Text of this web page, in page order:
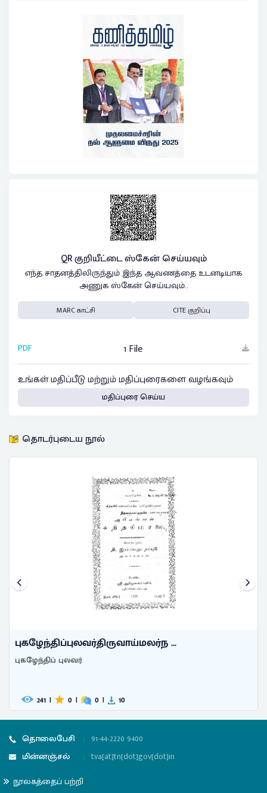
QR குறியீட்டை ஸ்கேன் செய்யவும்
எந்த சாதனத்திலிருந்தும் இந்த ஆவணத்தை உடனடியாக
அணுக ஸ்கேன் செய்யவும்..
MARC காட்சி CITE குறிப்பு
PDF
1 File
உங்கள் மதிப்பீடு மற்றும் மதிப்புரைகளை வழங்கவும்
மதிப்புரை செய்ய
தொடர்புடைய நூல்
புகழேந்திப்புலவர்திருவாய்மலர்ந ...
புகழேந்திப் புலவர்
241 | 0 | 0 | 10
தொலைபேசி : 91-44-2220 9400
மின்னஞ்சல்
: tva[at]tn[dot]gov[dot]in
நூலகத்தைப் பற்றி